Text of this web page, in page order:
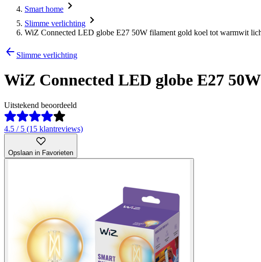
Smart home
Slimme verlichting
WiZ Connected LED globe E27 50W filament gold koel tot warmwit
Slimme verlichting
WiZ Connected LED globe E27
Uitstekend beoordeeld
4.5 / 5 (15 klantreviews)
Opslaan in Favorieten